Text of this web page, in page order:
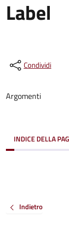
Label
Condividi
Argomenti
INDICE DELLA
Indietro